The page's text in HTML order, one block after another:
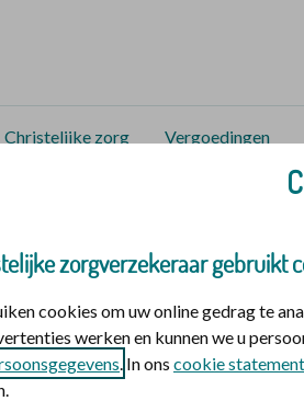
Christelijke zorg Vergoedingen
het insturen van
vervoer of het openbaar
zorgverzekeraar gebruikt
cookies om uw online gedrag te
werken en kunnen we u
. In ons cookie statement